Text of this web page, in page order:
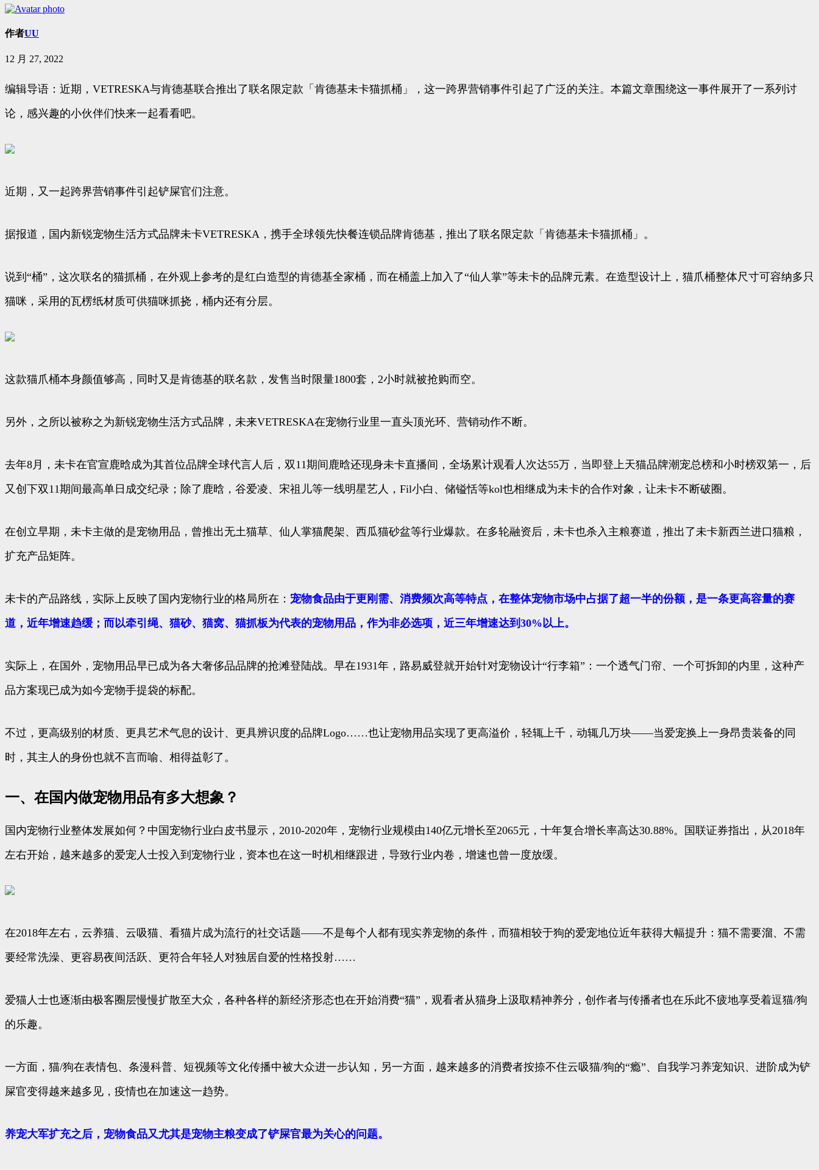
作者UU
12 月 27, 2022
编辑导语：近期，VETRESKA与肯德基联合推出了联名限定款「肯德基未卡猫抓桶」，这一跨界营销事件引起了广泛的关注。本篇文章围绕这一事件展开了一系列讨
论，感兴趣的小伙伴们快来一起看看吧。
近期，又一起跨界营销事件引起铲屎官们注意。
据报道，国内新锐宠物生活方式品牌未卡VETRESKA，携手全球领先快餐连锁品牌肯德基，推出了联名限定款「肯德基未卡猫抓桶」。
说到“桶”，这次联名的猫抓桶，在外观上参考的是红白造型的肯德基全家桶，而在桶盖上加入了“仙人掌”等未卡的品牌元素。在造型设计上，猫爪桶整体尺寸可容纳多只
猫咪，采用的瓦楞纸材质可供猫咪抓挠，桶内还有分层。
这款猫爪桶本身颜值够高，同时又是肯德基的联名款，发售当时限量1800套，2小时就被抢购而空。
另外，之所以被称之为新锐宠物生活方式品牌，未来VETRESKA在宠物行业里一直头顶光环、营销动作不断。
去年8月，未卡在官宣鹿晗成为其首位品牌全球代言人后，双11期间鹿晗还现身未卡直播间，全场累计观看人次达55万，当即登上天猫品牌潮宠总榜和小时榜双第一，后
又创下双11期间最高单日成交纪录；除了鹿晗，谷爱凌、宋祖儿等一线明星艺人，Fil小白、储镒恬等kol也相继成为未卡的合作对象，让未卡不断破圈。
在创立早期，未卡主做的是宠物用品，曾推出无土猫草、仙人掌猫爬架、西瓜猫砂盆等行业爆款。在多轮融资后，未卡也杀入主粮赛道，推出了未卡新西兰进口猫粮，
扩充产品矩阵。
未卡的产品路线，实际上反映了国内宠物行业的格局所在： 宠物食品由于更刚需、消费频次高等特点，在整体宠物市场中占据了超一半的份额，是一条更高容量的赛
道，近年增速趋缓；而以牵引绳、猫砂、猫窝、猫抓板为代表的宠物用品，作为非必选项，近三年增速达到30%以上。
实际上，在国外，宠物用品早已成为各大奢侈品品牌的抢滩登陆战。早在1931年，路易威登就开始针对宠物设计“行李箱”：一个透气门帘、一个可拆卸的内里，这种产
品方案现已成为如今宠物手提袋的标配。
不过，更高级别的材质、更具艺术气息的设计、更具辨识度的品牌Logo……也让宠物用品实现了更高溢价，轻辄上千，动辄几万块——当爱宠换上一身昂贵装备的同
时，其主人的身份也就不言而喻、相得益彰了。
一、在国内做宠物用品有多大想象？
国内宠物行业整体发展如何？中国宠物行业白皮书显示，2010-2020年，宠物行业规模由140亿元增长至2065元，十年复合增长率高达30.88%。国联证券指出，从2018年
左右开始，越来越多的爱宠人士投入到宠物行业，资本也在这一时机相继跟进，导致行业内卷，增速也曾一度放缓。
在2018年左右，云养猫、云吸猫、看猫片成为流行的社交话题——不是每个人都有现实养宠物的条件，而猫相较于狗的爱宠地位近年获得大幅提升：猫不需要溜、不需
要经常洗澡、更容易夜间活跃、更符合年轻人对独居自爱的性格投射……
爱猫人士也逐渐由极客圈层慢慢扩散至大众，各种各样的新经济形态也在开始消费“猫”，观看者从猫身上汲取精神养分，创作者与传播者也在乐此不疲地享受着逗猫/狗
的乐趣。
一方面，猫/狗在表情包、条漫科普、短视频等文化传播中被大众进一步认知，另一方面，越来越多的消费者按捺不住云吸猫/狗的“瘾”、自我学习养宠知识、进阶成为铲
屎官变得越来越多见，疫情也在加速这一趋势。
养宠大军扩充之后，宠物食品又尤其是宠物主粮变成了铲屎官最为关心的问题。